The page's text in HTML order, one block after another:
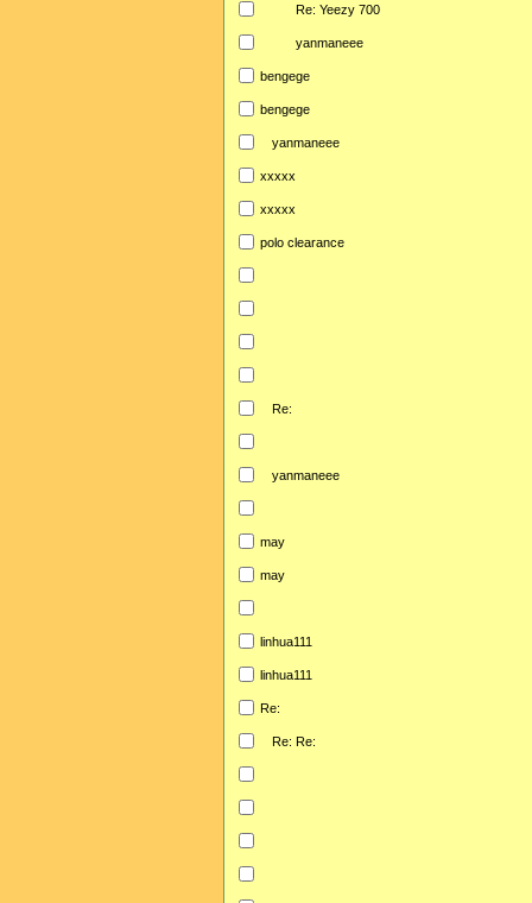
Re: Yeezy 700
yanmaneee
bengege
bengege
yanmaneee
xxxxx
xxxxx
polo clearance
Re:
yanmaneee
may
may
linhua111
linhua111
Re:
Re: Re: